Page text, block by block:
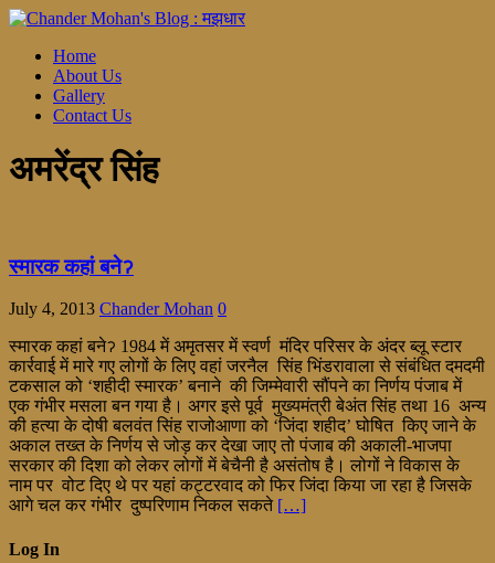
Home
About Us
Gallery
Contact Us
अमरेंद्र सिंह
स्मारक कहां बनेॽ
July 4, 2013 Chander Mohan 0
स्मारक कहां बनेॽ 1984 में अमृतसर में स्वर्ण मंदिर परिसर के अंदर ब्लू स्टार
कार्रवाई में मारे गए लोगों के लिए वहां जरनैल सिंह भिंडरावाला से संबंधित दमदमी
टकसाल को ‘शहीदी स्मारक’ बनाने की जिम्मेवारी सौंपने का निर्णय पंजाब में
एक गंभीर मसला बन गया है। अगर इसे पूर्व मुख्यमंत्री बेअंत सिंह तथा 16 अन्य
की हत्या के दोषी बलवंत सिंह राजोआणा को ‘जिंदा शहीद’ घोषित किए जाने के
अकाल तख्त के निर्णय से जोड़ कर देखा जाए तो पंजाब की अकाली-भाजपा
सरकार की दिशा को लेकर लोगों में बेचैनी है असंतोष है। लोगों ने विकास के
नाम पर वोट दिए थे पर यहां कट्टरवाद को फिर जिंदा किया जा रहा है जिसके
आगे चल कर गंभीर दुष्परिणाम निकल सकते […]
Log In